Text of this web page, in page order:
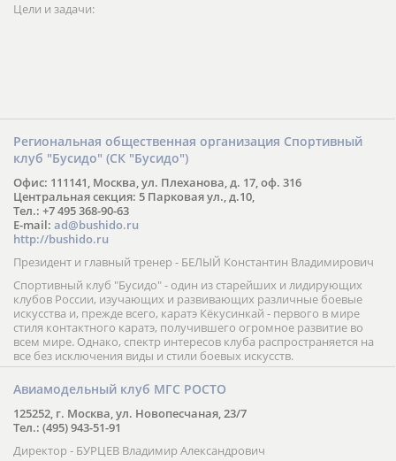
Цели и задачи:
Региональная общественная организация Спортивный
клуб "Бусидо" (СК "Бусидо")
Офис: 111141, Москва, ул. Плеханова, д. 17, оф. 316
Центральная секция: 5 Парковая ул., д.10,
Тел.: +7 495 368-90-63
E-mail: ad@bushido.ru
http://bushido.ru
Президент и главный тренер - БЕЛЫЙ Константин Владимирович
Спортивный клуб "Бусидо" - один из старейших и лидирующих
клубов России, изучающих и развивающих различные боевые
искусства и, прежде всего, каратэ Кёкусинкай - первого в мире
стиля контактного каратэ, получившего огромное развитие во
всем мире. Однако, спектр интересов клуба распространяется на
все без исключения виды и стили боевых искусств.
Авиамодельный клуб МГС РОСТО
125252, г. Москва, ул. Новопесчаная, 23/7
Тел.: (495) 943-51-91
Директор - БУРЦЕВ Владимир Александрович